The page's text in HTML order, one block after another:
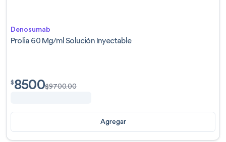
Denosumab
Prolia 60 Mg/ml Solución Inyectable
$8500.00
$8500$9700.00
Agregar